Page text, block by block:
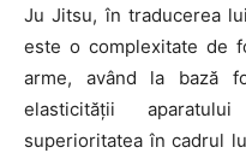
Ju Jitsu, în traducerea
este o complexitate de
arme, având la bază
elasticității
superioritatea în cadrul